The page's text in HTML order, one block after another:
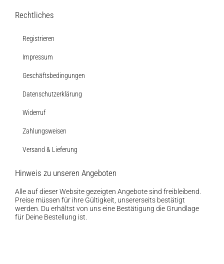
Rechtliches
Registrieren
Impressum
Geschäftsbedingungen
Datenschutzerklärung
Widerruf
Zahlungsweisen
Versand & Lieferung
Hinweis zu unseren Angeboten
Alle auf dieser Website gezeigten Angebote sind freibleibend.
Preise müssen für ihre Gültigkeit, unsererseits bestätigt
werden. Du erhältst von uns eine Bestätigung die Grundlage
für Deine Bestellung ist.